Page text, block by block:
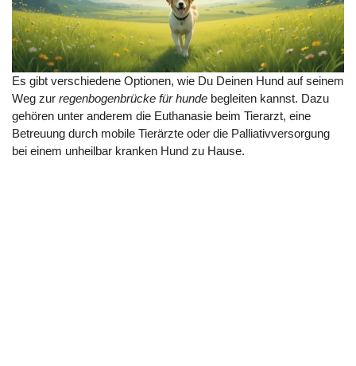
Es gibt verschiedene Optionen, wie Du Deinen Hund auf seinem
Weg zur regenbogenbrücke für hunde begleiten kannst. Dazu
gehören unter anderem die Euthanasie beim Tierarzt, eine
Betreuung durch mobile Tierärzte oder die Palliativversorgung
bei einem unheilbar kranken Hund zu Hause.